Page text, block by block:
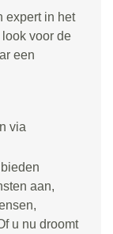
expert in het
voor de
een
via
aan,
u nu droomt